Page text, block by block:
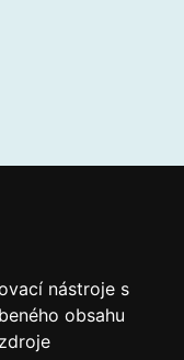
nástroje s
obsahu